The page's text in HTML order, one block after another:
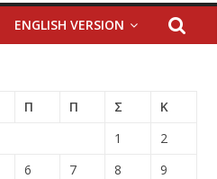
ENGLISH VERSION
Π Π Σ
Κ
1
2
6 7 8
9